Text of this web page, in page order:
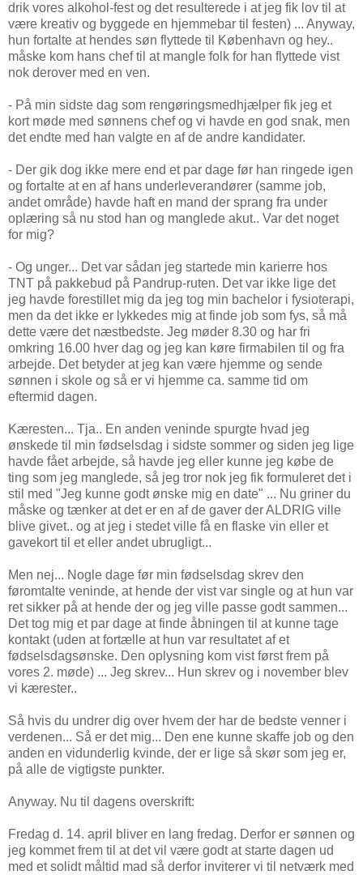
drik vores alkohol-fest og det resulterede i at jeg fik lov til at
være kreativ og byggede en hjemmebar til festen) ... Anyway,
hun fortalte at hendes søn flyttede til København og hey..
måske kom hans chef til at mangle folk for han flyttede vist
nok derover med en ven.
- På min sidste dag som rengøringsmedhjælper fik jeg et
kort møde med sønnens chef og vi havde en god snak, men
det endte med han valgte en af de andre kandidater.
- Der gik dog ikke mere end et par dage før han ringede igen
og fortalte at en af hans underleverandører (samme job,
andet område) havde haft en mand der sprang fra under
oplæring så nu stod han og manglede akut.. Var det noget
for mig?
- Og unger... Det var sådan jeg startede min karierre hos
TNT på pakkebud på Pandrup-ruten. Det var ikke lige det
jeg havde forestillet mig da jeg tog min bachelor i fysioterapi,
men da det ikke er lykkedes mig at finde job som fys, så må
dette være det næstbedste. Jeg møder 8.30 og har fri
omkring 16.00 hver dag og jeg kan køre firmabilen til og fra
arbejde. Det betyder at jeg kan være hjemme og sende
sønnen i skole og så er vi hjemme ca. samme tid om
eftermid dagen.
Kæresten... Tja.. En anden veninde spurgte hvad jeg
ønskede til min fødselsdag i sidste sommer og siden jeg lige
havde fået arbejde, så havde jeg eller kunne jeg købe de
ting som jeg manglede, så jeg tror nok jeg fik formuleret det i
stil med "Jeg kunne godt ønske mig en date" ... Nu griner du
måske og tænker at det er en af de gaver der ALDRIG ville
blive givet.. og at jeg i stedet ville få en flaske vin eller et
gavekort til et eller andet ubrugligt...
Men nej... Nogle dage før min fødselsdag skrev den
føromtalte veninde, at hende der vist var single og at hun var
ret sikker på at hende der og jeg ville passe godt sammen...
Det tog mig et par dage at finde åbningen til at kunne tage
kontakt (uden at fortælle at hun var resultatet af et
fødselsdagsønske. Den oplysning kom vist først frem på
vores 2. møde) ... Jeg skrev... Hun skrev og i november blev
vi kærester..
Så hvis du undrer dig over hvem der har de bedste venner i
verdenen... Så er det mig... Den ene kunne skaffe job og den
anden en vidunderlig kvinde, der er lige så skør som jeg er,
på alle de vigtigste punkter.
Anyway. Nu til dagens overskrift:
Fredag d. 14. april bliver en lang fredag. Derfor er sønnen og
jeg kommet frem til at det vil være godt at starte dagen ud
med et solidt måltid mad så derfor inviterer vi til netværk med